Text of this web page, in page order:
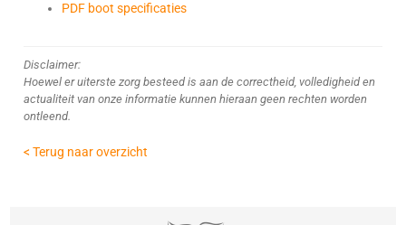
PDF boot specificaties
Disclaimer:
Hoewel er uiterste zorg besteed is aan de correctheid, volledigheid en
actualiteit van onze informatie kunnen hieraan geen rechten worden
ontleend.
< Terug naar overzicht